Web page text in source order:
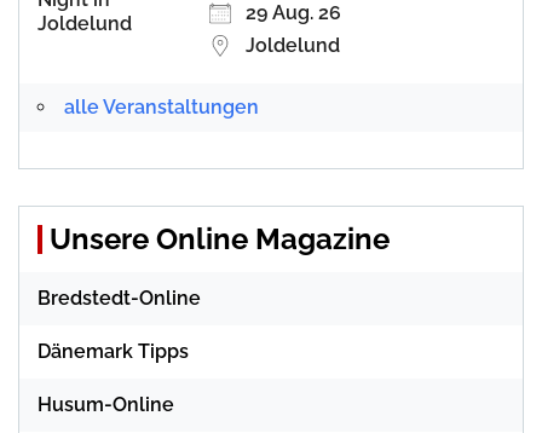
29 Aug. 26
Joldelund
alle Veranstaltungen
Unsere Online Magazine
Bredstedt-Online
Dänemark Tipps
Husum-Online